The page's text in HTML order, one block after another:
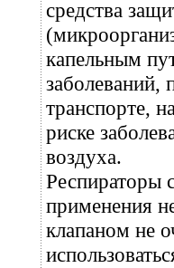
средства
капельным
заболеваний,
транспорте,
риске
воздуха.
Респираторы
применения
клапаном не